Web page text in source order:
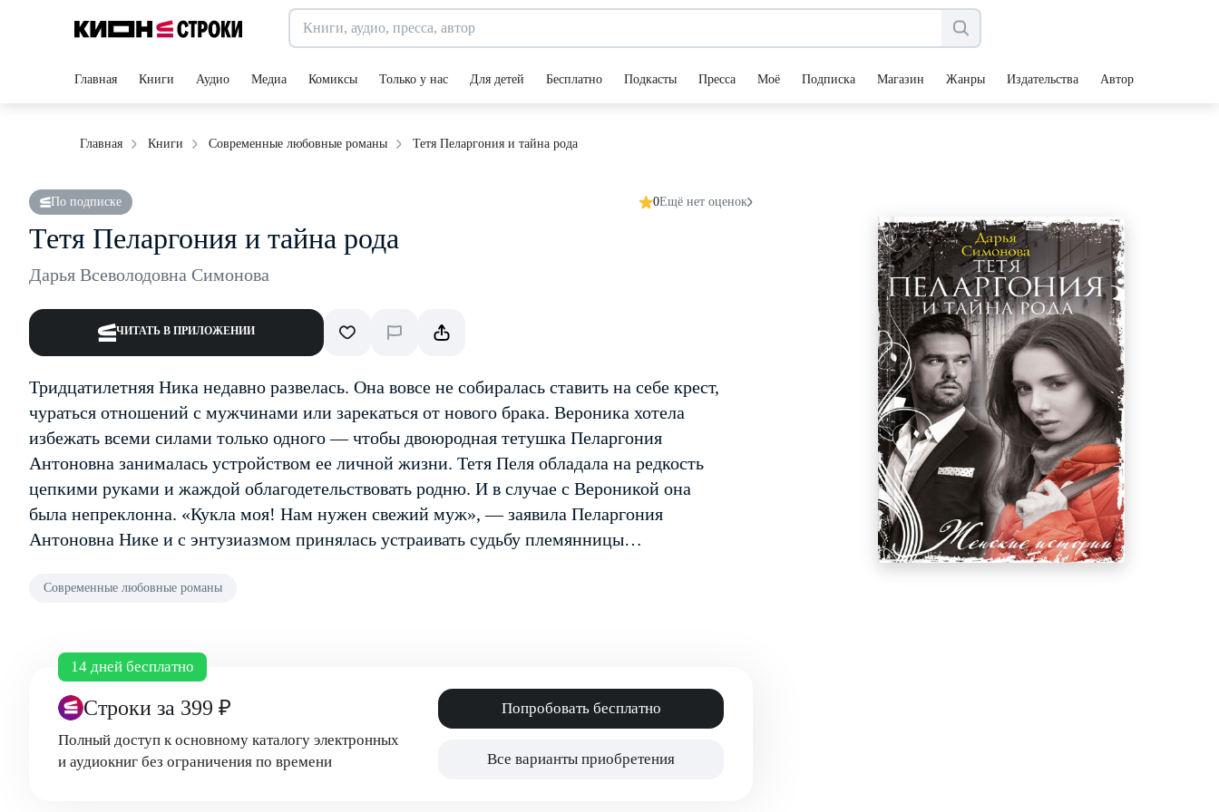
Главная Книги Аудио Медиа Комиксы Только у нас Для детей Бесплатно Подкасты Пресса Моё Подписка Магазин Жанры Издательства Авторы
Главная Книги Современные любовные романы Тетя Пеларгония и тайна рода
По подписке 0Ещё нет оценок
Тетя Пеларгония и тайна рода
Дарья Всеволодовна Симонова
ЧИТАТЬ В ПРИЛОЖЕНИИ
Тридцатилетняя Ника недавно развелась. Она вовсе не собиралась ставить на себе крест,
чураться отношений с мужчинами или зарекаться от нового брака. Вероника хотела
избежать всеми силами только одного — чтобы двоюродная тетушка Пеларгония
Антоновна занималась устройством ее личной жизни. Тетя Пеля обладала на редкость
цепкими руками и жаждой облагодетельствовать родню. И в случае с Вероникой она
была непреклонна. «Кукла моя! Нам нужен свежий муж», — заявила Пеларгония
Антоновна Нике и с энтузиазмом принялась устраивать судьбу племянницы…
Современные любовные романы
14 дней бесплатно
Строки за 399 ₽
Полный доступ к основному каталогу электронных
и аудиокниг без ограничения по времени
Попробовать бесплатно
Все варианты приобретения